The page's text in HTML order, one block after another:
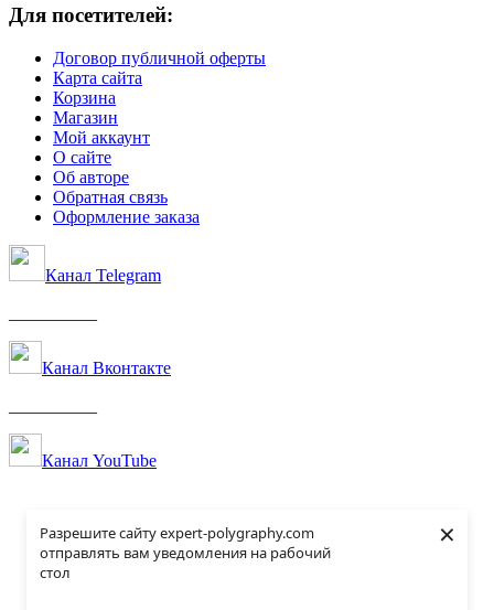
Разрешите сайту expert-polygraphy.com
отправлять вам уведомления на рабочий
стол
×
Для посетителей:
Договор публичной оферты
Карта сайта
Корзина
Магазин
Мой аккаунт
О сайте
Об авторе
Обратная связь
Оформление заказа
Канал Telegram
Канал Вконтакте
Канал YouTube